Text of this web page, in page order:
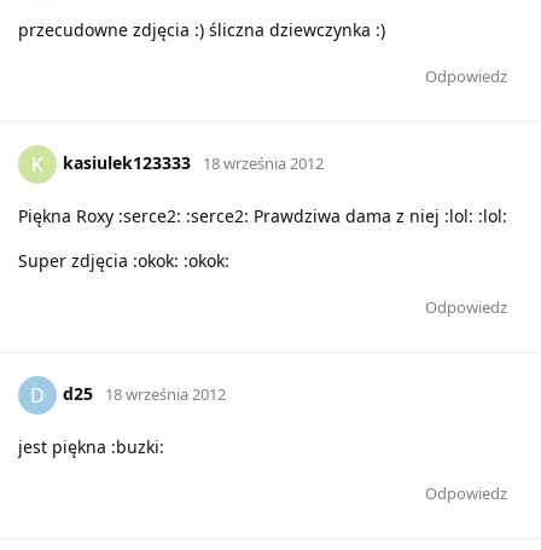
przecudowne zdjęcia :) śliczna dziewczynka :)
Odpowiedz
K kasiulek123333 18 września 2012
Piękna Roxy :serce2: :serce2: Prawdziwa dama z niej :lol: :lol:
Super zdjęcia :okok: :okok:
Odpowiedz
D d25 18 września 2012
jest piękna :buzki:
Odpowiedz